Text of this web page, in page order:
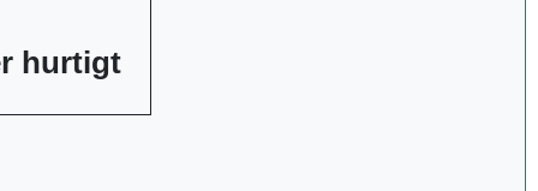
hurtigt